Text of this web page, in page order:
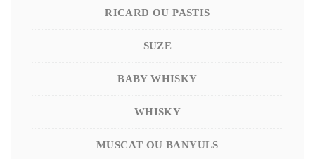
RICARD OU PASTIS
SUZE
BABY WHISKY
WHISKY
MUSCAT OU BANYULS